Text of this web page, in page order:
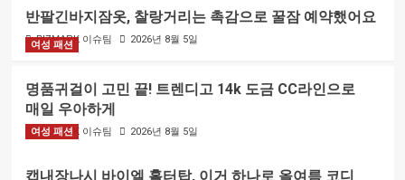
반팔긴바지잠옷, 찰랑거리는 촉감으로 꿀잠 예약했어요
BIZMARK 이슈팀 2026년 8월 5일
여성 패션
명품귀걸이 고민 끝! 트렌디고 14k 도금 CC라인으로
매일 우아하게
BIZMARK 이슈팀 2026년 8월 5일
여성 패션
캡내장나시 바이엘 홀터탑, 이거 하나로 올여름 코디